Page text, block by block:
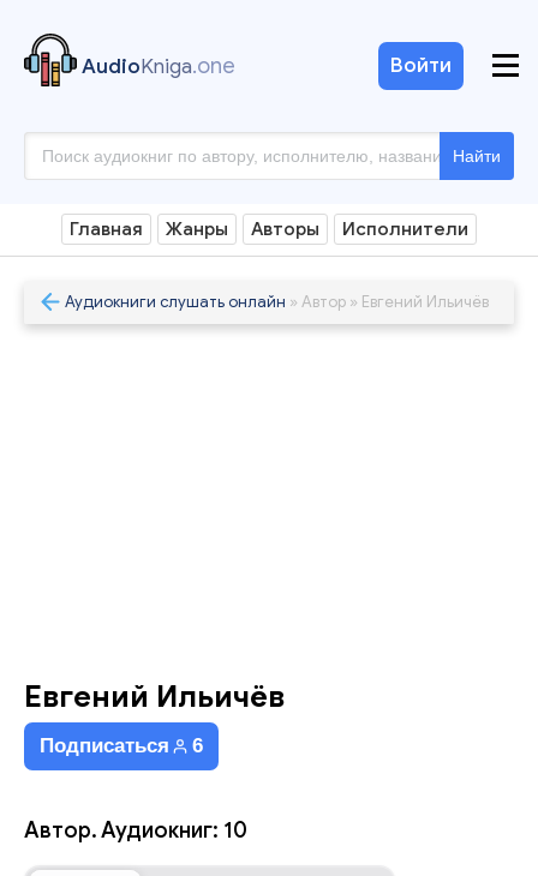
AudioKniga.one
Найти
Войти
Главная Жанры Авторы Исполнители
Аудиокниги слушать онлайн » Автор » Евгений Ильичёв
Евгений Ильичёв
Подписаться 6
Автор. Аудиокниг: 10